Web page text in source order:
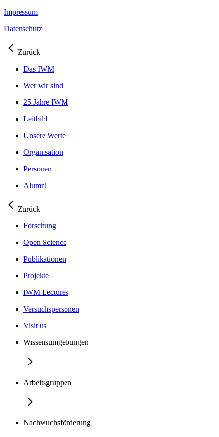
Impressum
Datenschutz
Zurück
Das IWM
Wer wir sind
25 Jahre IWM
Leitbild
Unsere Werte
Organisation
Personen
Alumni
Zurück
Forschung
Open Science
Publikationen
Projekte
IWM Lectures
Versuchspersonen
Visit us
Wissensumgebungen
Arbeitsgruppen
Nachwuchsförderung